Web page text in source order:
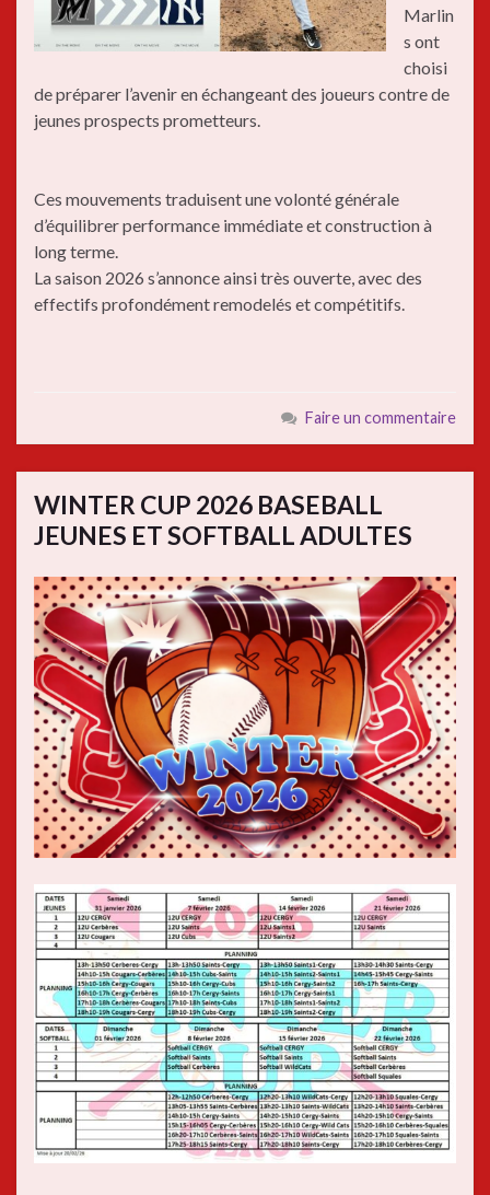
Marlin
s ont
choisi
de préparer l’avenir en échangeant des joueurs contre de
jeunes prospects prometteurs.
Ces mouvements traduisent une volonté générale
d’équilibrer performance immédiate et construction à
long terme.
La saison 2026 s’annonce ainsi très ouverte, avec des
effectifs profondément remodelés et compétitifs.
Faire un commentaire
WINTER CUP 2026 BASEBALL
JEUNES ET SOFTBALL ADULTES